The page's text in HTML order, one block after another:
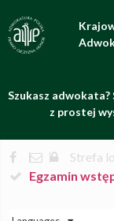
Szukasz
z prostej
Strefa
Egzamin